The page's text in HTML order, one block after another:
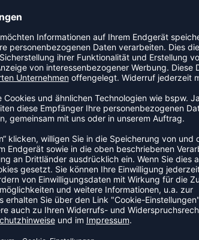
Technologie und griffigen Oberfläche ideal
haben.
die Gelenke.